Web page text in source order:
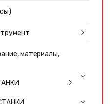
материалы,